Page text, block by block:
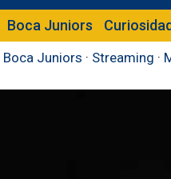
Boca Juniors
Boca Juniors · Streaming ·